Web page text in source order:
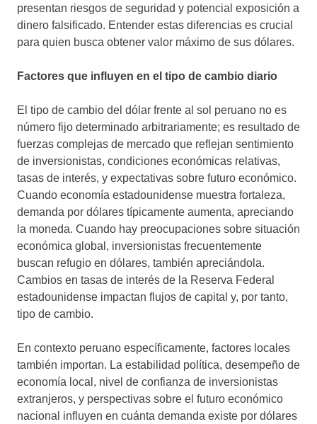
presentan riesgos de seguridad y potencial exposición a
dinero falsificado. Entender estas diferencias es crucial
para quien busca obtener valor máximo de sus dólares.
Factores que influyen en el tipo de cambio diario
El tipo de cambio del dólar frente al sol peruano no es
número fijo determinado arbitrariamente; es resultado de
fuerzas complejas de mercado que reflejan sentimiento
de inversionistas, condiciones económicas relativas,
tasas de interés, y expectativas sobre futuro económico.
Cuando economía estadounidense muestra fortaleza,
demanda por dólares típicamente aumenta, apreciando
la moneda. Cuando hay preocupaciones sobre situación
económica global, inversionistas frecuentemente
buscan refugio en dólares, también apreciándola.
Cambios en tasas de interés de la Reserva Federal
estadounidense impactan flujos de capital y, por tanto,
tipo de cambio.
En contexto peruano específicamente, factores locales
también importan. La estabilidad política, desempeño de
economía local, nivel de confianza de inversionistas
extranjeros, y perspectivas sobre el futuro económico
nacional influyen en cuánta demanda existe por dólares